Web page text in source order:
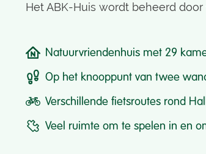
Het ABK-Huis wordt beheerd door
Natuurvriendenhuis met 29
Op het knooppunt van twee
Verschillende fietsroutes rond
Veel ruimte om te spelen in en